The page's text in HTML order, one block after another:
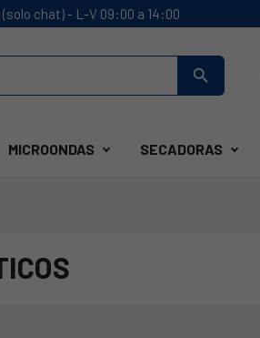
(solo chat) - L-V 09:00 a 14:00
search
MICROONDAS SECADORAS